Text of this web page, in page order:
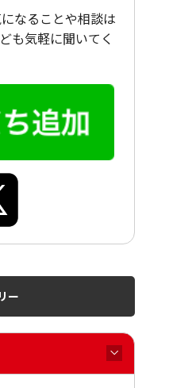
なることや相談は
も気軽に聞いてく
ー